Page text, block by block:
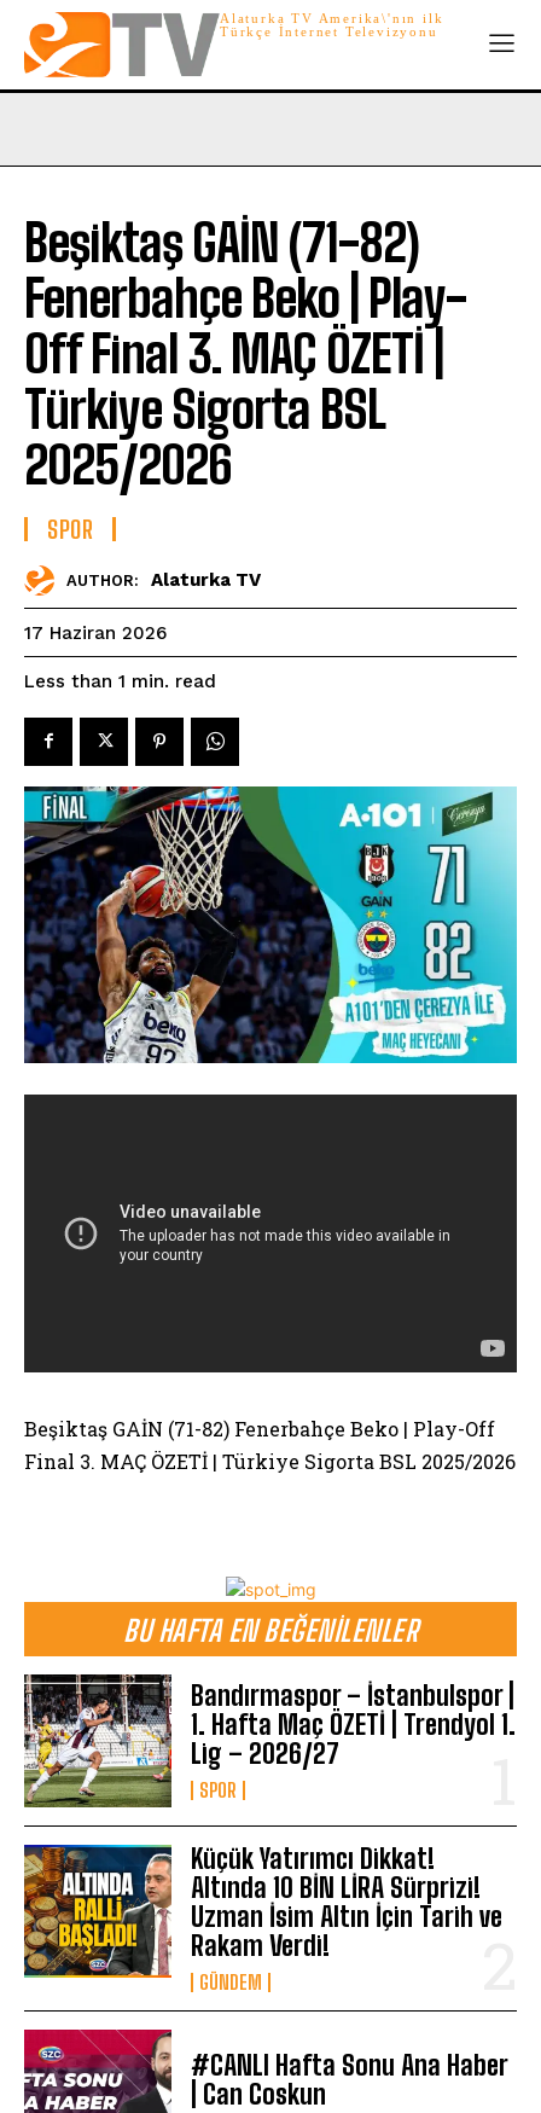
Alaturka TV Amerika\'nın ilk
Türkçe İnternet Televizyonu
BU HAFTA EN BEĞENILENLER
Bandırmaspor – İstanbulspor |
1. Hafta Maç ÖZETİ | Trendyol 1.
Lig – 2026/27
SPOR
Küçük Yatırımcı Dikkat!
Altında 10 BİN LİRA Sürprizi!
Uzman İsim Altın İçin Tarih ve
Rakam Verdi!
GÜNDEM
#CANLI Hafta Sonu Ana Haber
| Can Coskun
Beşiktaş GAİN (71-82)
Fenerbahçe Beko | Play-
Off Final 3. MAÇ ÖZETİ |
Türkiye Sigorta BSL
2025/2026
SPOR
AUTHOR: Alaturka TV
17 Haziran 2026
Less than 1 min. read
Beşiktaş GAİN (71-82) Fenerbahçe Beko | Play-Off
Final 3. MAÇ ÖZETİ | Türkiye Sigorta BSL 2025/2026